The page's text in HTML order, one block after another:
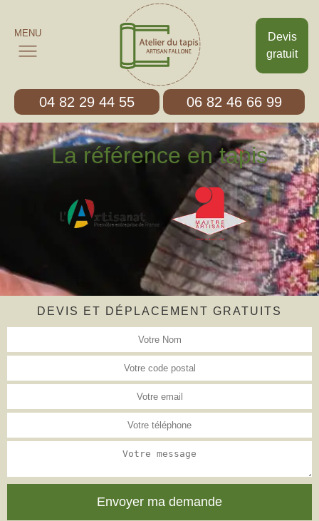
Devis
gratuit
MENU
04 82 29 44 55 06 82 46 66 99
La référence en tapis
DEVIS ET DÉPLACEMENT GRATUITS